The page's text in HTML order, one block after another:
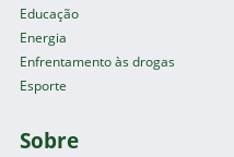
Educação
Energia
Enfrentamento às drogas
Esporte
Sobre